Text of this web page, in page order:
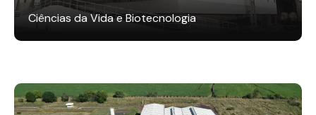
Ciências da Vida e Biotecnologia